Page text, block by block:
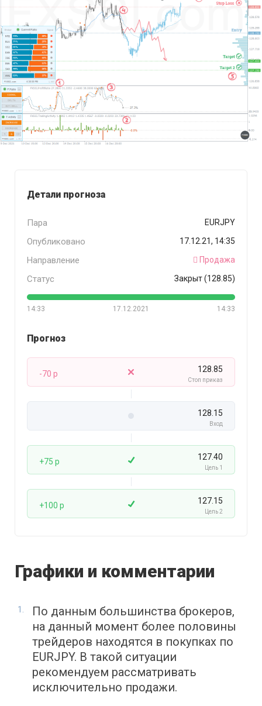
Детали прогноза
Пара EURJPY
Опубликовано 17.12.21, 14:35
Направление Продажа
Статус Закрыт (128.85)
14:33 14:33
17.12.2021
Прогноз
-70 p 128.85
Стоп приказ
128.15
Вход
+75 p 127.40
Цель 1
+100 p 127.15
Цель 2
Графики и комментарии
По данным большинства брокеров,
на данный момент более половины
трейдеров находятся в покупках по
EURJPY. В такой ситуации
рекомендуем рассматривать
исключительно продажи.